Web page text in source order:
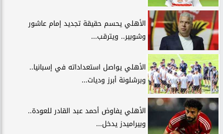
الأهلي يحسم حقيقة تجديد إمام عاشور
وشوبير.. ويترقب...
الأهلي يواصل استعداداته في إسبانيا..
وبرشلونة أبرز وديات...
الأهلي يفاوض أحمد عبد القادر للعودة..
وبيراميدز يدخل...